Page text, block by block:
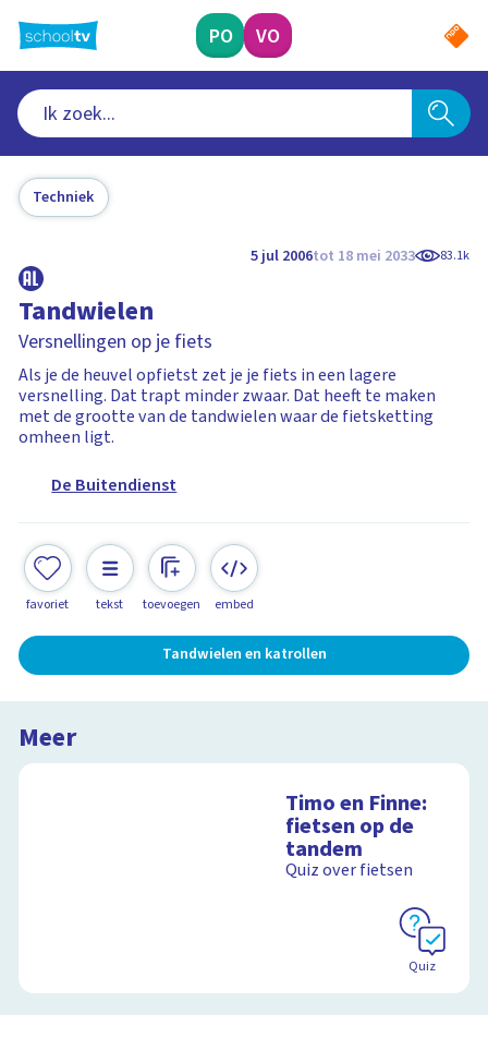
naar
hoofdinhoud
PO VO
Techniek
5 jul 2006tot 18 mei 2033 83.1k
Tandwielen
Versnellingen op je fiets
Als je de heuvel opfietst zet je je fiets in een lagere
versnelling. Dat trapt minder zwaar. Dat heeft te maken
met de grootte van de tandwielen waar de fietsketting
omheen ligt.
De Buitendienst
favoriet tekst toevoegen embed
Tandwielen en katrollen
Meer
Timo en Finne:
fietsen op de
tandem
Quiz over fietsen
Quiz